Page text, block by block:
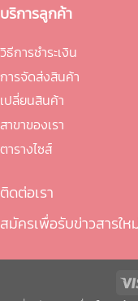
บริการลูกค้า
วิธีการชำระเงิน
การจัดส่งสินค้า
เปลี่ยนสินค้า
สาขาของเรา
ตารางไซส์
ติดต่อเรา
สมัครเพื่อรับข่าวสารให